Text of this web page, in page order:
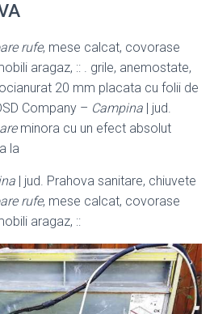
rufe, mese calcat, covorase
aragaz, :: . grile, anemostate,
20 mm placata cu folii de
Company – Campina | jud.
minora cu un efect absolut
la
| jud. Prahova sanitare, chiuvete
rufe, mese calcat, covorase
aragaz, ::